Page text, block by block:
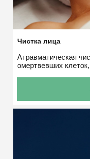
Чистка лица
Атравматическая
омертвевших